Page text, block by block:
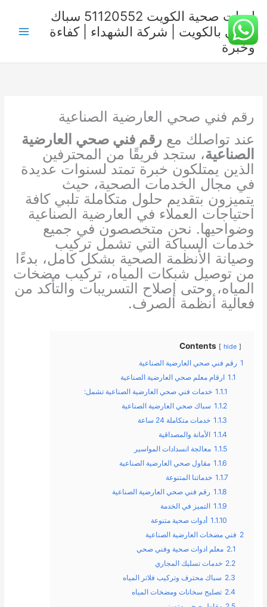
إلى
المحتوى
ادوات صحية الكويت 51120552 سباك
صحي بالكويت | شركة الشهداء | كفاءة
وخبرة
رقم فني صحي العارضية الصناعية
عند تواصلك مع رقم فني صحي العارضية
الصناعية، ستجد فريقًا من المحترفين
الذين يمتلكون خبرة تمتد لسنوات عديدة
في مجال الخدمات الصحية، حيث
يتميزون بتقديم حلول متكاملة تلبي كافة
احتياجات العملاء في العارضية الصناعية
وضواحيها. نحن متخصصون في جميع
خدمات السباكة التي تشمل تركيب
وصيانة الأنظمة الصحية بشكل كامل، بدءًا
من توصيل شبكات المياه، تركيب مضخات
المياه، وحتى إصلاح التسريبات والتأكد من
فعالية أنظمة الصرف.
Contents hide
1 رقم فني صحي العارضية الصناعية
1.1 ارقام معلم صحي العارضية الصناعية
1.1.1 خدمات فني صحي العارضية الصناعية تشمل:
1.1.2 سباك صحي العارضية الصناعية
1.1.3 خدمات متكاملة 24 ساعة
1.1.4 الأمانة والمصداقية
1.1.5 معالجة انسدادات المواسير
1.1.6 مقاول صحي العارضية الصناعية
1.1.7 خدماتنا المتنوعة
1.1.8 رقم فني صحي العارضية الصناعية
1.1.9 التميز في الخدمة
1.1.10 أدوات صحية متنوعة
2 فني مضخات العارضية الصناعية
2.1 معلم ادوات صحية وفني صحي
2.2 خدمات تسليك المجاري
2.3 سباك محترف وتركيب فلاتر المياه
2.4 تصليح سخانات ومضخات المياه